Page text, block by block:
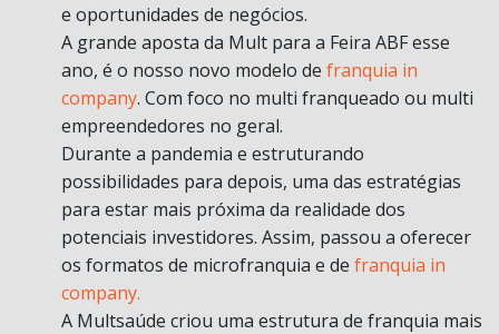
e oportunidades de negócios.
A grande aposta da Mult para a Feira ABF esse
ano, é o nosso novo modelo de franquia in
company. Com foco no multi franqueado ou multi
empreendedores no geral.
Durante a pandemia e estruturando
possibilidades para depois, uma das estratégias
para estar mais próxima da realidade dos
potenciais investidores. Assim, passou a oferecer
os formatos de microfranquia e de franquia in
company.
A Multsaúde criou uma estrutura de franquia mais